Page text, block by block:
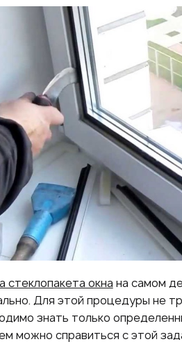
стеклопакета окна на самом
Для этой процедуры не
знать только
можно справиться с этой